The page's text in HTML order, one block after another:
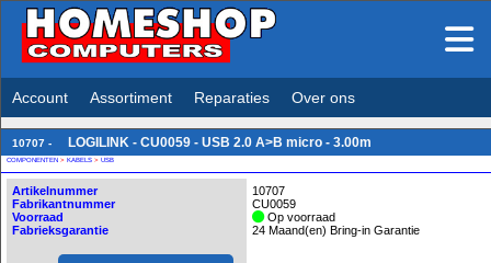
Account Assortiment Reparaties Over ons
10707 - LOGILINK - CU0059 - USB 2.0 A>B micro - 3.00m
COMPONENTEN > KABELS > USB
Artikelnummer
Fabrikantnummer
Voorraad
Fabrieksgarantie
10707
CU0059
Op voorraad
24 Maand(en) Bring-in Garantie